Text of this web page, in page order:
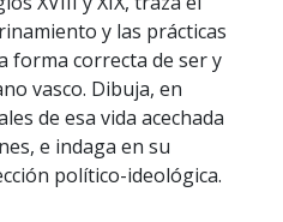
y las prácticas
forma correcta de ser y
vasco. Dibuja, en
de esa vida acechada
e indaga en su
político-ideológica.